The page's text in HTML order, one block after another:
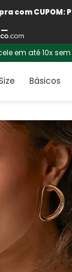
com CUPOM:
em até 10x
Básicos